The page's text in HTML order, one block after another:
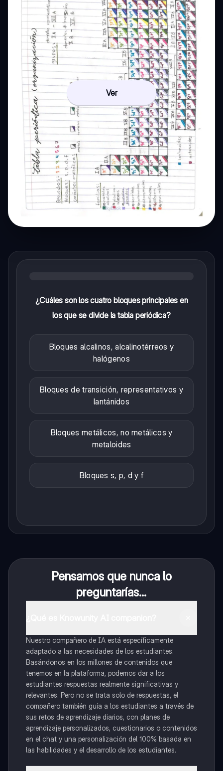
Ver
¿Cuáles son los cuatro bloques principales en
los que se divide la tabla periódica?
Bloques alcalinos, alcalinotérreos y
halógenos
Bloques de transición, representativos y
lantánidos
Bloques metálicos, no metálicos y
metaloides
Bloques s, p, d y f
Pensamos que nunca lo
preguntarías...
Nuestro compañero de IA está específicamente
adaptado a las necesidades de los estudiantes.
Basándonos en los millones de contenidos que
tenemos en la plataforma, podemos dar a los
estudiantes respuestas realmente significativas y
relevantes. Pero no se trata solo de respuestas, el
compañero también guía a los estudiantes a través de
sus retos de aprendizaje diarios, con planes de
aprendizaje personalizados, cuestionarios o contenidos
en el chat y una personalización del 100% basada en
las habilidades y el desarrollo de los estudiantes.